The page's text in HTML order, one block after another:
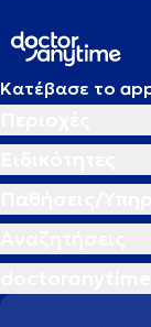
Κατέβασε το